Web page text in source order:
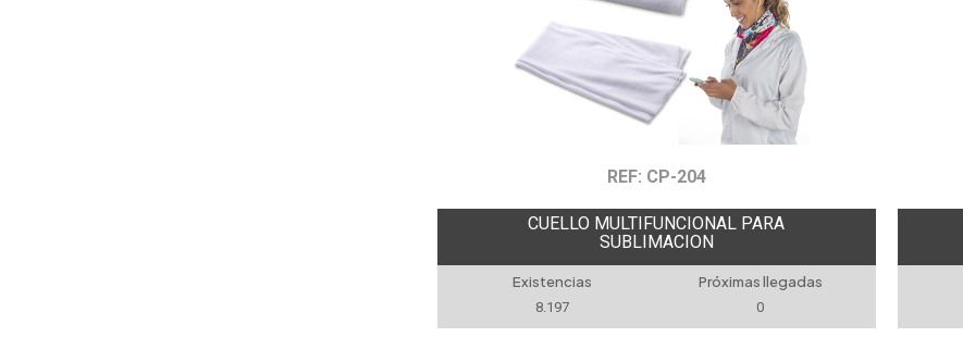
REF: CP-204
CUELLO MULTIFUNCIONAL PARA
SUBLIMACION
Existencias
8.197
Próximas llegadas
0